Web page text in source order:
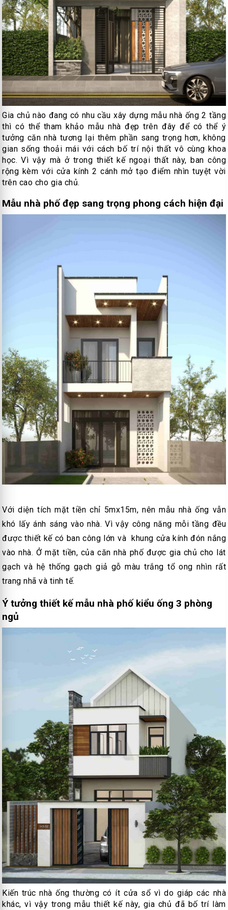
Gia chủ nào đang có nhu cầu xây dựng mẫu nhà ống 2 tầng
thì có thể tham khảo mẫu nhà đẹp trên đây để có thể ý
tưởng căn nhà tương lại thêm phần sang trọng hơn, không
gian sống thoải mái với cách bố trí nội thất vô cùng khoa
học. Vì vậy mà ở trong thiết kế ngoại thất này, ban công
rộng kèm với cửa kính 2 cánh mở tạo điểm nhìn tuyệt vời
trên cao cho gia chủ.
Mẫu nhà phố đẹp sang trọng phong cách hiện đại
Với diện tích mặt tiền chỉ 5mx15m, nên mẫu nhà ống vẫn
khó lấy ánh sáng vào nhà. Vì vậy công năng mỗi tầng đều
được thiết kế có ban công lớn và khung cửa kính đón nắng
vào nhà. Ở mặt tiền, của căn nhà phố được gia chủ cho lát
gạch và hệ thống gạch giả gỗ màu trắng tổ ong nhìn rất
trang nhã và tinh tế.
Ý tưởng thiết kế mẫu nhà phố kiểu ống 3 phòng
ngủ
Kiến trúc nhà ống thường có ít cửa sổ vì do giáp các nhà
khác, vì vậy trong mẫu thiết kế này, gia chủ đã bố trí làm